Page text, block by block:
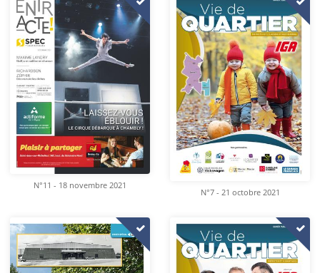
N°11 - 18 novembre 2021
N°7 - 21 octobre 2021